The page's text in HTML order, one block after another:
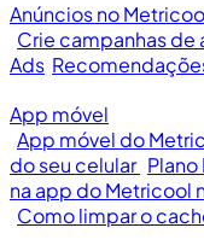
Anúncios no
Crie campanhas de
Ads
App móvel
App móvel do
do seu celular Plano
na app do Metricool
Como limpar o